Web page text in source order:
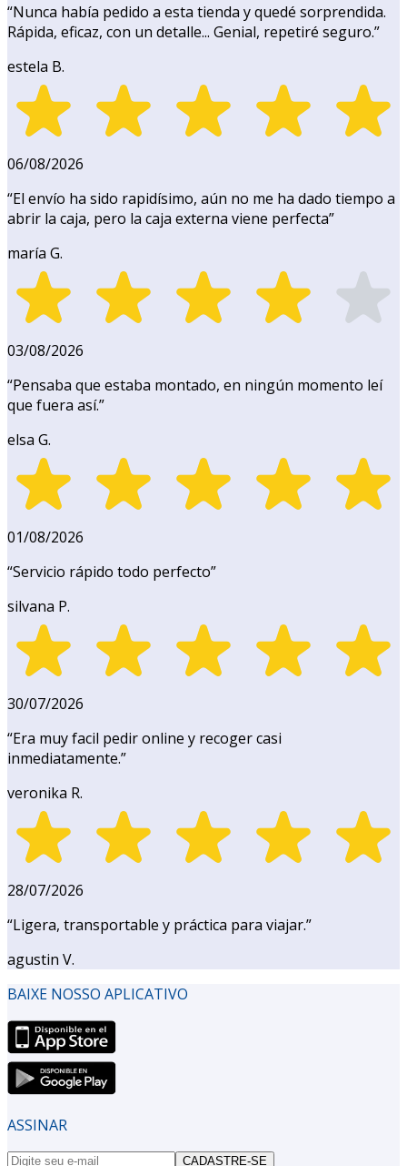
“Nunca había pedido a esta tienda y quedé sorprendida.
Rápida, eficaz, con un detalle... Genial, repetiré seguro.”
estela B.
06/08/2026
“El envío ha sido rapidísimo, aún no me ha dado tiempo a
abrir la caja, pero la caja externa viene perfecta”
maría G.
03/08/2026
“Pensaba que estaba montado, en ningún momento leí
que fuera así.”
elsa G.
01/08/2026
“Servicio rápido todo perfecto”
silvana P.
30/07/2026
“Era muy facil pedir online y recoger casi
inmediatamente.”
veronika R.
28/07/2026
“Ligera, transportable y práctica para viajar.”
agustin V.
BAIXE NOSSO APLICATIVO
ASSINAR
CADASTRE-SE